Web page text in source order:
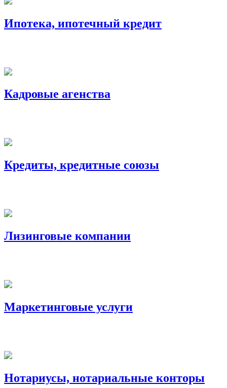
Ипотека, ипотечный кредит
Кадровые агенства
Кредиты, кредитные союзы
Лизинговые компании
Маркетинговые услуги
Нотариусы, нотариальные конторы